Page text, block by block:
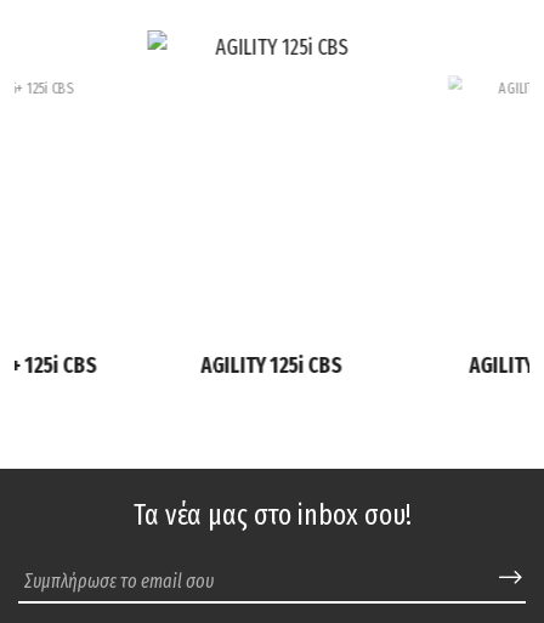
125i CBS AGILITY 125i CBS AGILITY
Τα νέα μας στο inbox σου!